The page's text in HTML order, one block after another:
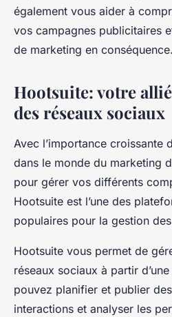
également vous aider à
vos campagnes publicitaires
de marketing en conséquence.
Hootsuite: votre
des réseaux sociaux
Avec l’importance croissante
dans le monde du marketing
pour gérer vos différents
Hootsuite est l’une des
populaires pour la gestion
Hootsuite vous permet de
réseaux sociaux à partir
pouvez planifier et publier
interactions et analyser les